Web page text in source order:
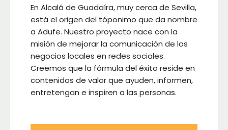
En Alcalá de Guadaíra, muy cerca de Sevilla,
está el origen del tóponimo que da nombre
a Adufe. Nuestro proyecto nace con la
misión de mejorar la comunicación de los
negocios locales en redes sociales.
Creemos que la fórmula del éxito reside en
contenidos de valor que ayuden, informen,
entretengan e inspiren a las personas.